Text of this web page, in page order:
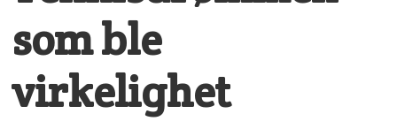
som ble
virkelighet